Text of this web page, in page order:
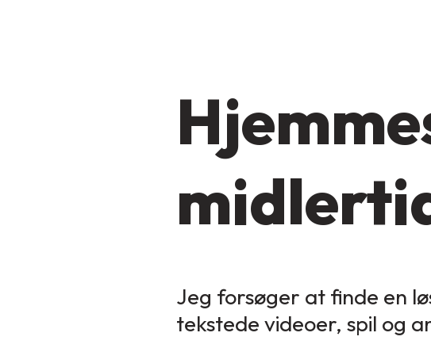
Jeg forsøger at finde en
tekstede videoer, spil og